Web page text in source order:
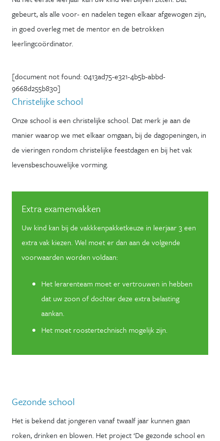
gebeurt, als alle voor- en nadelen tegen elkaar afgewogen zijn,
in goed overleg met de mentor en de betrokken
leerlingcoördinator.
[document not found: 0413ad75-e321-4b5b-abbd-
9668d255b830]
Christelijke school
Onze school is een christelijke school. Dat merk je aan de
manier waarop we met elkaar omgaan, bij de dagopeningen, in
de vieringen rondom christelijke feestdagen en bij het vak
levensbeschouwelijke vorming.
Extra examenvakken
Uw kind kan bij de vakkkenpakketkeuze in leerjaar 3 een
extra vak kiezen. Wel moet er dan aan de volgende
voorwaarden worden voldaan:
Het lerarenteam moet er vertrouwen in hebben
dat uw zoon of dochter deze extra belasting
aankan.
Het moet roostertechnisch mogelijk zijn.
Gezonde school
Het is bekend dat jongeren vanaf twaalf jaar kunnen gaan
roken, drinken en blowen. Het project ‘De gezonde school en